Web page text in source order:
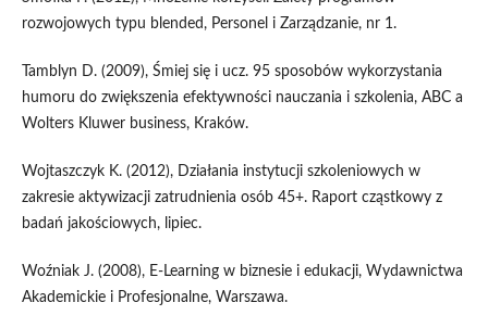
rozwojowych typu blended, Personel i Zarządzanie, nr 1.
Tamblyn D. (2009), Śmiej się i ucz. 95 sposobów wykorzystania
humoru do zwiększenia efektywności nauczania i szkolenia, ABC a
Wolters Kluwer business, Kraków.
Wojtaszczyk K. (2012), Działania instytucji szkoleniowych w
zakresie aktywizacji zatrudnienia osób 45+. Raport cząstkowy z
badań jakościowych, lipiec.
Woźniak J. (2008), E-Learning w biznesie i edukacji, Wydawnictwa
Akademickie i Profesjonalne, Warszawa.